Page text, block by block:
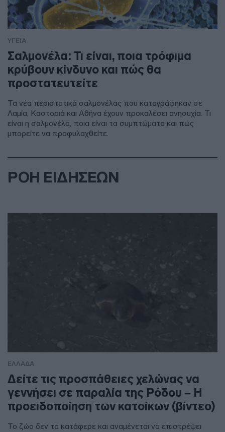
ΥΓΕΙΑ
Σαλμονέλα: Τι είναι, ποια τρόφιμα
κρύβουν κίνδυνο και πώς θα
προστατευτείτε
Τα νέα περιστατικά σαλμονέλας που καταγράφηκαν σε
Λαμία, Καστοριά και Αθήνα έχουν προκαλέσει ανησυχία. Τι
είναι η σαλμονέλα, ποια είναι τα συμπτώματα και πώς
μπορείτε να προφυλαχθείτε.
ΡΟΗ ΕΙΔΗΣΕΩΝ
ΕΛΛΑΔΑ
Δείτε τις προσπάθειες χελώνας να
γεννήσει σε παραλία της Ρόδου – Η
προειδοποίηση των κατοίκων (βίντεο)
Το ζώο δεν τα κατάφερε και αναμένεται να επιστρέψει